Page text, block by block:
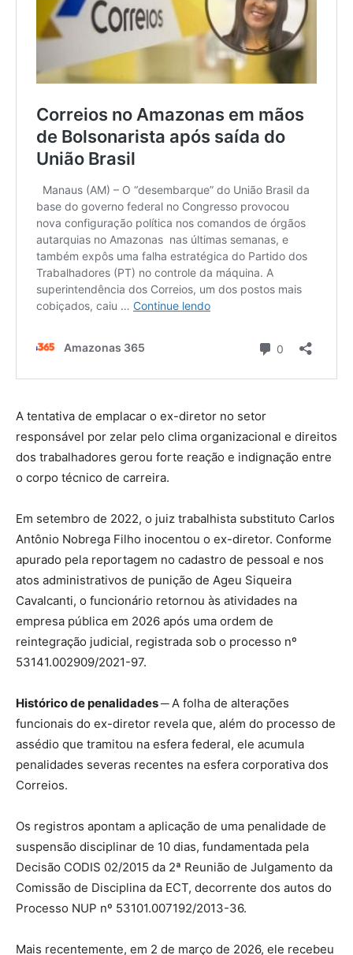
A tentativa de emplacar o ex-diretor no setor
responsável por zelar pelo clima organizacional e direitos
dos trabalhadores gerou forte reação e indignação entre
o corpo técnico de carreira.
Em setembro de 2022, o juiz trabalhista substituto Carlos
Antônio Nobrega Filho inocentou o ex-diretor. Conforme
apurado pela reportagem no cadastro de pessoal e nos
atos administrativos de punição de Ageu Siqueira
Cavalcanti, o funcionário retornou às atividades na
empresa pública em 2026 após uma ordem de
reintegração judicial, registrada sob o processo nº
53141.002909/2021-97.
Histórico de penalidades ─A folha de alterações
funcionais do ex-diretor revela que, além do processo de
assédio que tramitou na esfera federal, ele acumula
penalidades severas recentes na esfera corporativa dos
Correios.
Os registros apontam a aplicação de uma penalidade de
suspensão disciplinar de 10 dias, fundamentada pela
Decisão CODIS 02/2015 da 2ª Reunião de Julgamento da
Comissão de Disciplina da ECT, decorrente dos autos do
Processo NUP nº 53101.007192/2013-36.
Mais recentemente, em 2 de março de 2026, ele recebeu